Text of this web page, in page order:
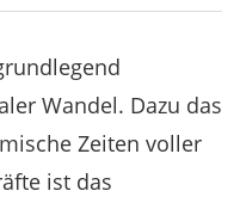
Wandel. Dazu das
Zeiten voller
ist das